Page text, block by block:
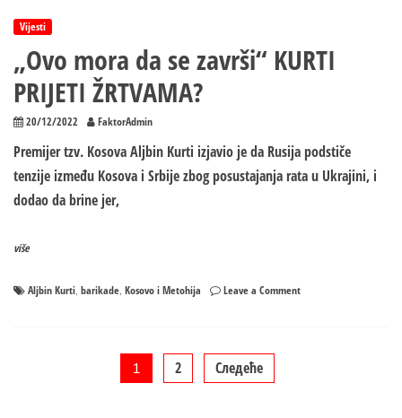
Vijesti
„Ovo mora da se završi“ KURTI
PRIJETI ŽRTVAMA?
20/12/2022 FaktorAdmin
Premijer tzv. Kosova Aljbin Kurti izjavio je da Rusija podstiče
tenzije između Kosova i Srbije zbog posustajanja rata u Ukrajini, i
dodao da brine jer,
više
Aljbin Kurti, barikade, Kosovo i Metohija Leave a Commenton
Пагинација
1 2 Следеће